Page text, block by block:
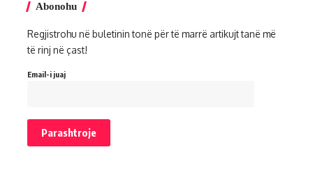
Abonohu
Regjistrohu në buletinin tonë për të marrë artikujt tanë më
të rinj në çast!
Email-i juaj